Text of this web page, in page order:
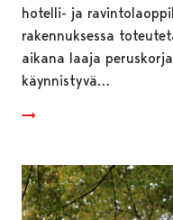
hotelli- ja
rakennuksessa
aikana laaja
käynnistyvä…